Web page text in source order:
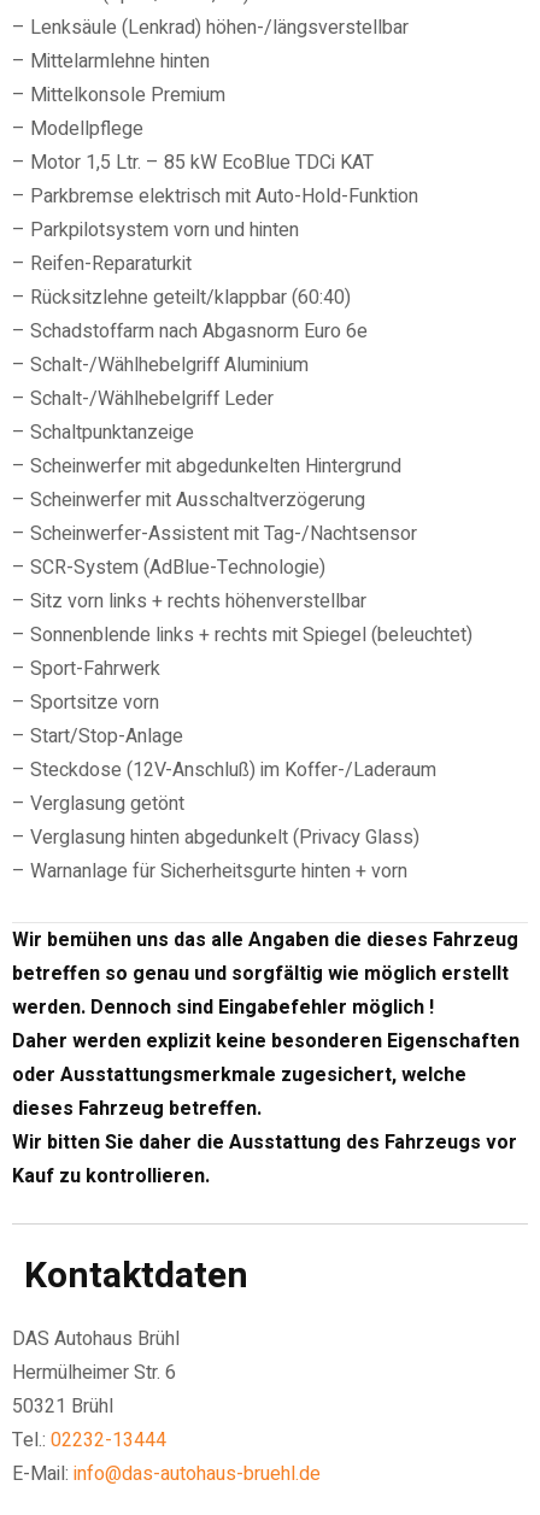
– Lenksäule (Lenkrad) höhen-/längsverstellbar
– Mittelarmlehne hinten
– Mittelkonsole Premium
– Modellpflege
– Motor 1,5 Ltr. – 85 kW EcoBlue TDCi KAT
– Parkbremse elektrisch mit Auto-Hold-Funktion
– Parkpilotsystem vorn und hinten
– Reifen-Reparaturkit
– Rücksitzlehne geteilt/klappbar (60:40)
– Schadstoffarm nach Abgasnorm Euro 6e
– Schalt-/Wählhebelgriff Aluminium
– Schalt-/Wählhebelgriff Leder
– Schaltpunktanzeige
– Scheinwerfer mit abgedunkelten Hintergrund
– Scheinwerfer mit Ausschaltverzögerung
– Scheinwerfer-Assistent mit Tag-/Nachtsensor
– SCR-System (AdBlue-Technologie)
– Sitz vorn links + rechts höhenverstellbar
– Sonnenblende links + rechts mit Spiegel (beleuchtet)
– Sport-Fahrwerk
– Sportsitze vorn
– Start/Stop-Anlage
– Steckdose (12V-Anschluß) im Koffer-/Laderaum
– Verglasung getönt
– Verglasung hinten abgedunkelt (Privacy Glass)
– Warnanlage für Sicherheitsgurte hinten + vorn
Wir bemühen uns das alle Angaben die dieses Fahrzeug
betreffen so genau und sorgfältig wie möglich erstellt
werden. Dennoch sind Eingabefehler möglich !
Daher werden explizit keine besonderen Eigenschaften
oder Ausstattungsmerkmale zugesichert, welche
dieses Fahrzeug betreffen.
Wir bitten Sie daher die Ausstattung des Fahrzeugs vor
Kauf zu kontrollieren.
Kontaktdaten
DAS Autohaus Brühl
Hermülheimer Str. 6
50321 Brühl
Tel.: 02232-13444
E-Mail: info@das-autohaus-bruehl.de